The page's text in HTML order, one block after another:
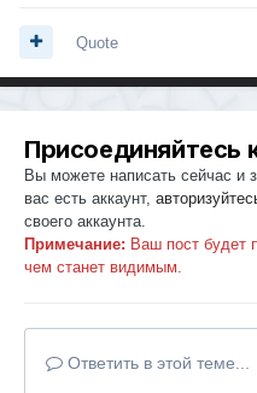
Quote
Присоединяйтесь
Вы можете написать сейчас и
вас есть аккаунт,
своего аккаунта.
Примечание: Ваш пост будет
чем станет видимым.
Ответить в этой теме...